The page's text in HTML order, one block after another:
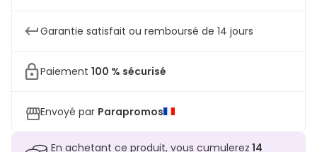
Garantie satisfait ou remboursé de 14 jours
Paiement 100 % sécurisé
Envoyé par Parapromos
En achetant ce produit, vous cumulerez 14